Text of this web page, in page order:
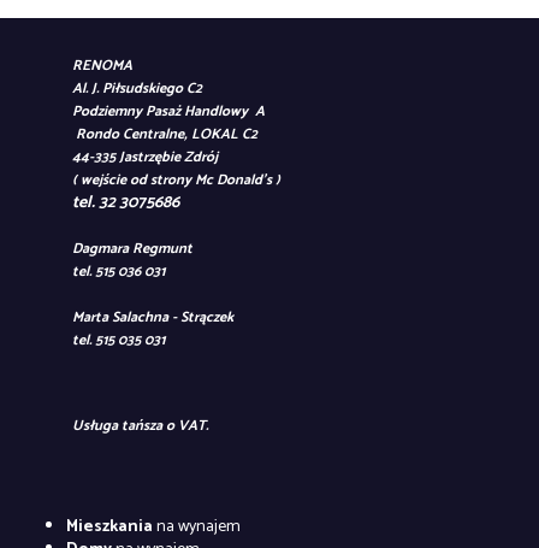
RENOMA
Al. J. Piłsudskiego C2
Podziemny Pasaż Handlowy A
Rondo Centralne, LOKAL C2
44-335 Jastrzębie Zdrój
( wejście od strony Mc Donald's )
tel. 32 3075686
Dagmara Regmunt
tel. 515 036 031
Marta Salachna - Strączek
tel. 515 035 031
Usługa tańsza o VAT.
Mieszkaniana wynajem